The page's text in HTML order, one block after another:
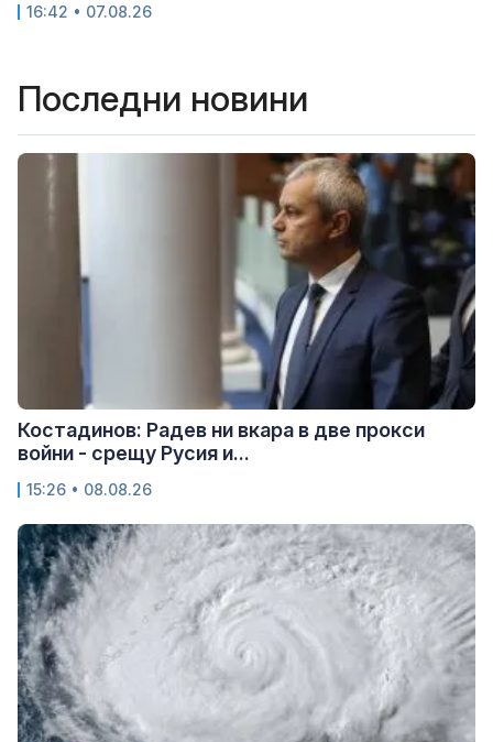
16:42 • 07.08.26
Последни новини
Костадинов: Радев ни вкара в две прокси
войни - срещу Русия и...
15:26 • 08.08.26